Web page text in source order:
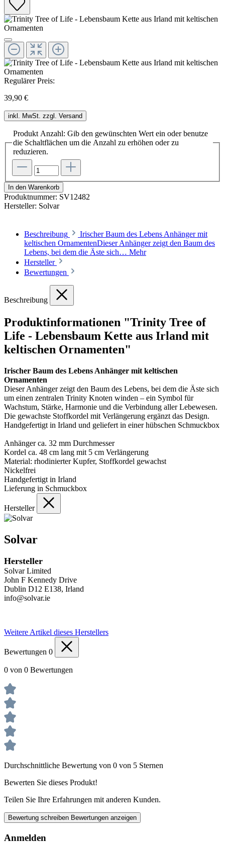
Regulärer Preis:
39,90 €
inkl. MwSt. zzgl. Versand
Produkt Anzahl: Gib den gewünschten Wert ein oder benutze
die Schaltflächen um die Anzahl zu erhöhen oder zu
reduzieren.
In den Warenkorb
Produktnummer: SV12482
Hersteller: Solvar
Beschreibung
Irischer Baum des Lebens Anhänger mit
keltischen OrnamentenDieser Anhänger zeigt den Baum des
Lebens, bei dem die Äste sich… Mehr
Hersteller
Bewertungen
Beschreibung
Produktinformationen "Trinity Tree of
Life - Lebensbaum Kette aus Irland mit
keltischen Ornamenten"
Irischer Baum des Lebens Anhänger mit keltischen
Ornamenten
Dieser Anhänger zeigt den Baum des Lebens, bei dem die Äste sich
um einen zentralen Trinity Knoten winden – ein Symbol für
Wachstum, Stärke, Harmonie und die Verbindung aller Lebewesen.
Die gewachste Stoffkordel mit Verlängerung ergänzt das Design.
Handgefertigt in Irland und geliefert in einer hübschen Schmuckbox
Anhänger ca. 32 mm Durchmesser
Kordel ca. 48 cm lang mit 5 cm Verlängerung
Material: rhodinierter Kupfer, Stoffkordel gewachst
Nickelfrei
Handgefertigt in Irland
Lieferung in Schmuckbox
Hersteller
Solvar
Hersteller
Solvar Limited
John F Kennedy Drive
Dublin D12 E138, Irland
info@solvar.ie
Weitere Artikel dieses Herstellers
Bewertungen 0
0 von 0 Bewertungen
Durchschnittliche Bewertung von 0 von 5 Sternen
Bewerten Sie dieses Produkt!
Teilen Sie Ihre Erfahrungen mit anderen Kunden.
Bewertung schreiben Bewertungen anzeigen
Anmelden